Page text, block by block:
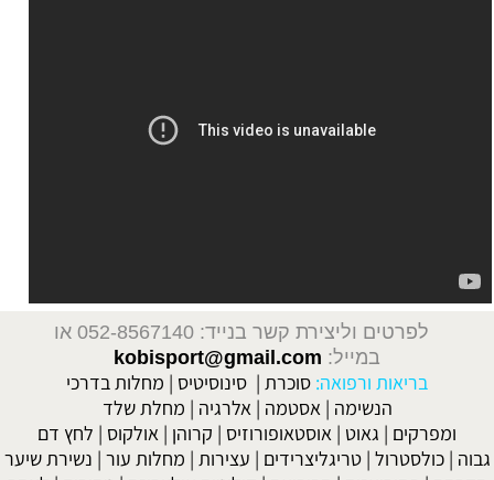
לפרטים וליצירת קשר בנייד: 052-8567140
או
במייל: kobisport@gmail.com
בריאות ורפואה: סוכרת | סינוסיטיס | מחלות בדרכי
הנשימה | אסטמה | אלרגיה | מחלת שלד
ומפרקים | גאוט | אוסטאופורוזיס | קרוהן | אולקוס | לחץ דם
גבוה |כולסטרול |טריגליצרידים | עצירות | מחלות עור | נשירת שיער